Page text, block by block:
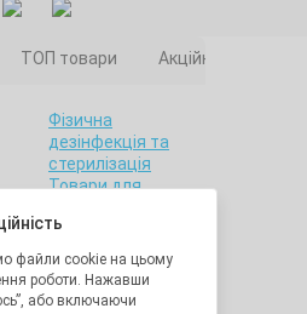
файли cookie на цьому
роботи. Нажавши
або включаючи
ТОП товари Акційні товари
Фізична
дезінфекція та
стерилізація
Товари для
Санітарна гігієна
Товари для
лабораторій
Утилізація